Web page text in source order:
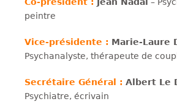
peintre
Vice-présidente : Marie-Laure
Psychanalyste, thérapeute de
Secrétaire Général : Albert Le
Psychiatre, écrivain